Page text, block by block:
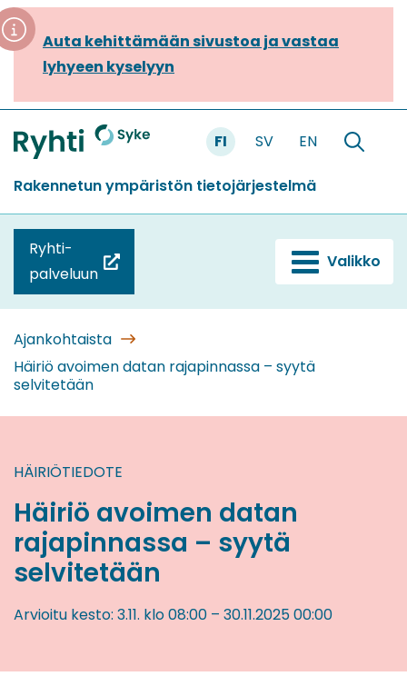
Siirry
sisältöönAuta kehittämään sivustoa ja vastaa
lyhyeen kyselyyn
Etusivu
FI SV EN
Hae
Rakennetun ympäristön tietojärjestelmä
Ryhti-
palveluun
(siirryt
toiseen
Valikko
Ajankohtaista
Häiriö avoimen datan rajapinnassa – syytä
selvitetään
HÄIRIÖTIEDOTE
Häiriö avoimen datan
rajapinnassa – syytä
selvitetään
Arvioitu kesto: 3.11. klo 08:00 – 30.11.202500:00